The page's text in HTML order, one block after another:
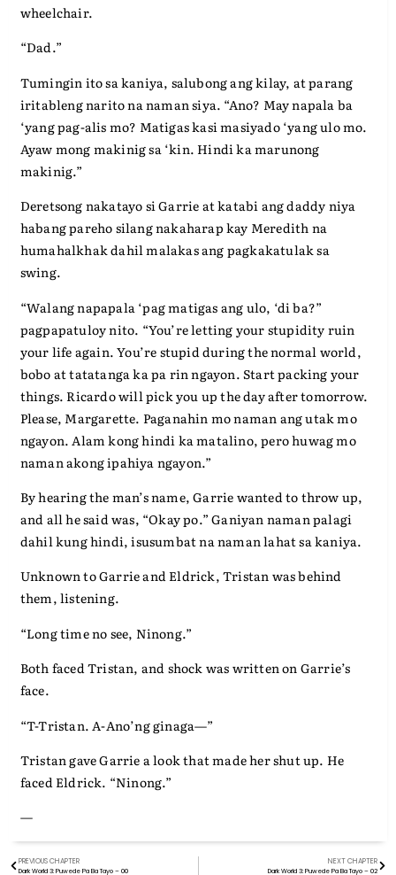
wheelchair.
“Dad.”
Tumingin ito sa kaniya, salubong ang kilay, at parang
iritableng narito na naman siya. “Ano? May napala ba
‘yang pag-alis mo? Matigas kasi masiyado ‘yang ulo mo.
Ayaw mong makinig sa ‘kin. Hindi ka marunong
makinig.”
Deretsong nakatayo si Garrie at katabi ang daddy niya
habang pareho silang nakaharap kay Meredith na
humahalkhak dahil malakas ang pagkakatulak sa
swing.
“Walang napapala ‘pag matigas ang ulo, ‘di ba?”
pagpapatuloy nito. “You’re letting your stupidity ruin
your life again. You’re stupid during the normal world,
bobo at tatatanga ka pa rin ngayon. Start packing your
things. Ricardo will pick you up the day after tomorrow.
Please, Margarette. Paganahin mo naman ang utak mo
ngayon. Alam kong hindi ka matalino, pero huwag mo
naman akong ipahiya ngayon.”
By hearing the man’s name, Garrie wanted to throw up,
and all he said was, “Okay po.” Ganiyan naman palagi
dahil kung hindi, isusumbat na naman lahat sa kaniya.
Unknown to Garrie and Eldrick, Tristan was behind
them, listening.
“Long time no see, Ninong.”
Both faced Tristan, and shock was written on Garrie’s
face.
“T-Tristan. A-Ano’ng ginaga—”
Tristan gave Garrie a look that made her shut up. He
faced Eldrick. “Ninong.”
—
PREVIOUS CHAPTER
Dark World 3: Puwede Pa Ba Tayo – 00
NEXT CHAPTER
Dark World 3: Puwede Pa Ba Tayo – 02